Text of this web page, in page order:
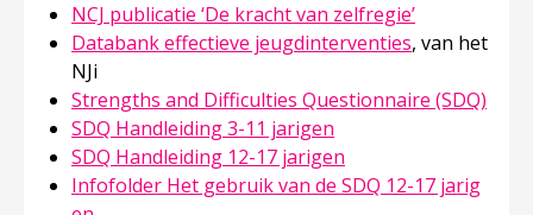
NCJ publicatie ‘De kracht van zelfregie’
Databank effectieve jeugdinterventies, van het
NJi
Strengths and Difficulties Questionnaire (SDQ)
SDQ Handleiding 3-11 jarigen
SDQ Handleiding 12-17 jarigen
Infofolder Het gebruik van de SDQ 12-17 jarig